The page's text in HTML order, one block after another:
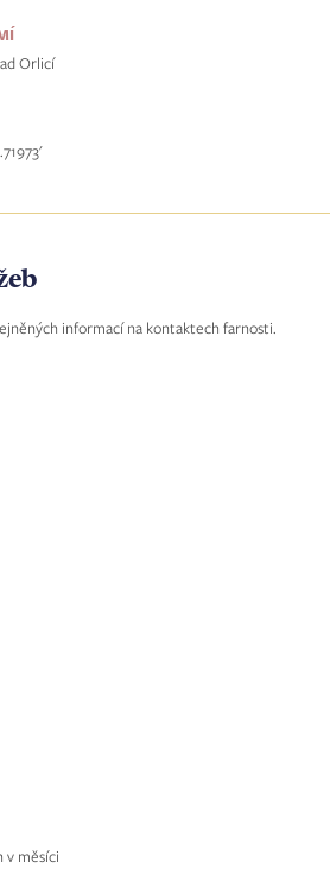
Orlicí
informací na kontaktech farnosti.
v měsíci